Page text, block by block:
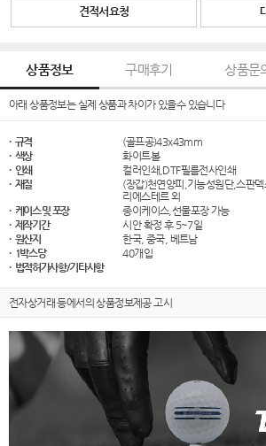
견적서요청
상품정보 구매후기 상품문
아래 상품정보는 실제 상품과 차이가 있을수 있습니다
· 규격
(골프공)43x43mm
· 색상
화이트볼
· 인쇄
컬러인쇄,DTF필름전사인쇄
· 재질
(장갑)천연양피,기능성원단,스판
리에스테르 외
· 케이스 및 포장
종이케이스,선물포장 가능
· 제작기간
시안 확정 후 5~7일
· 원산지
한국, 중국, 베트남
· 1박스당
40개입
· 법적허가사항/기타사항
전자상거래 등에서의 상품정보제공 고시